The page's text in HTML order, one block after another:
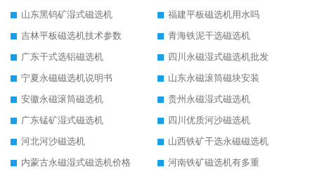
山东黑钨矿湿式磁选机
福建平板磁选机用水吗
吉林平板磁选机技术参数
青海铁泥干选磁选机
广东干式选铝磁选机
四川永磁湿式磁选机批发
宁夏永磁磁选机说明书
山东永磁滚筒磁块安装
安徽永磁滚筒磁选机
贵州永磁湿式磁选机
广东锰矿湿式磁选机
四川优质河沙磁选机
河北河沙磁选机
山西铁矿干选永磁磁选机
内蒙古永磁湿式磁选机价格
河南铁矿磁选机有多重